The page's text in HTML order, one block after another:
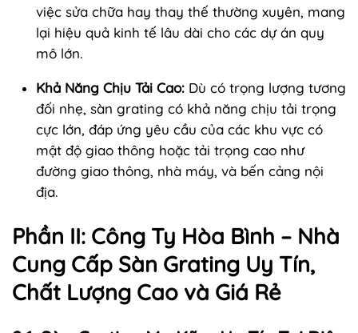
việc sửa chữa hay thay thế thường xuyên, mang
lại hiệu quả kinh tế lâu dài cho các dự án quy
mô lớn.
Khả Năng Chịu Tải Cao: Dù có trọng lượng tương
đối nhẹ, sàn grating có khả năng chịu tải trọng
cực lớn, đáp ứng yêu cầu của các khu vực có
mật độ giao thông hoặc tải trọng cao như
đường giao thông, nhà máy, và bến cảng nội
địa.
Phần II: Công Ty Hòa Bình – Nhà
Cung Cấp Sàn Grating Uy Tín,
Chất Lượng Cao và Giá Rẻ